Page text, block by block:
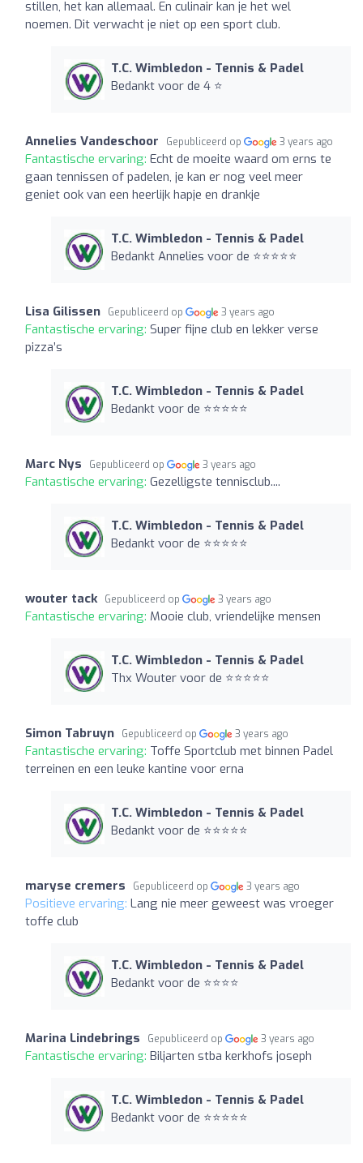
stillen, het kan allemaal. En culinair kan je het wel
noemen. Dit verwacht je niet op een sport club.
T.C. Wimbledon - Tennis & Padel
Bedankt voor de 4 ⭐️
Annelies Vandeschoor Gepubliceerd op 3 years ago
Fantastische ervaring: Echt de moeite waard om erns te
gaan tennissen of padelen, je kan er nog veel meer
geniet ook van een heerlijk hapje en drankje
T.C. Wimbledon - Tennis & Padel
Bedankt Annelies voor de ⭐️⭐️⭐️⭐️⭐️
Lisa Gilissen Gepubliceerd op 3 years ago
Fantastische ervaring: Super fijne club en lekker verse
pizza’s
T.C. Wimbledon - Tennis & Padel
Bedankt voor de ⭐️⭐️⭐️⭐️⭐️
Marc Nys Gepubliceerd op 3 years ago
Fantastische ervaring: Gezelligste tennisclub....
T.C. Wimbledon - Tennis & Padel
Bedankt voor de ⭐️⭐️⭐️⭐️⭐️
wouter tack Gepubliceerd op 3 years ago
Fantastische ervaring: Mooie club, vriendelijke mensen
T.C. Wimbledon - Tennis & Padel
Thx Wouter voor de ⭐️⭐️⭐️⭐️⭐️
Simon Tabruyn Gepubliceerd op 3 years ago
Fantastische ervaring: Toffe Sportclub met binnen Padel
terreinen en een leuke kantine voor erna
T.C. Wimbledon - Tennis & Padel
Bedankt voor de ⭐️⭐️⭐️⭐️⭐️
maryse cremers Gepubliceerd op 3 years ago
Positieve ervaring: Lang nie meer geweest was vroeger
toffe club
T.C. Wimbledon - Tennis & Padel
Bedankt voor de ⭐️⭐️⭐️⭐️
Marina Lindebrings Gepubliceerd op 3 years ago
Fantastische ervaring: Biljarten stba kerkhofs joseph
T.C. Wimbledon - Tennis & Padel
Bedankt voor de ⭐️⭐️⭐️⭐️⭐️